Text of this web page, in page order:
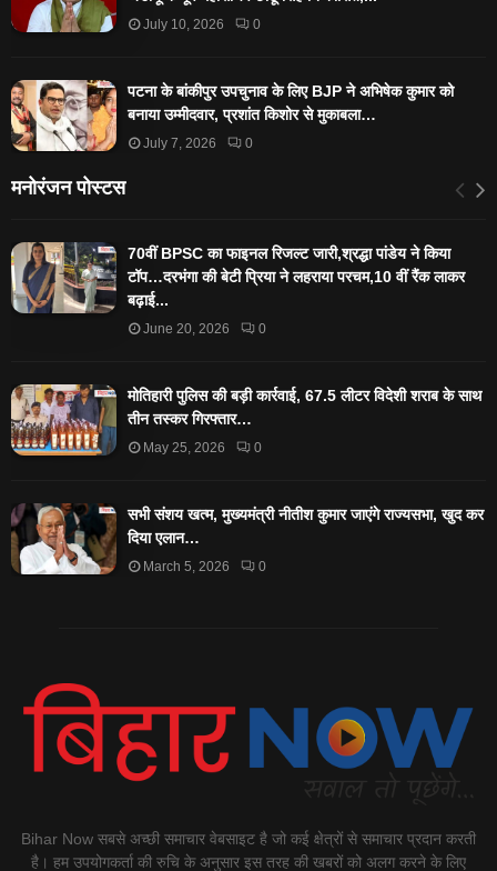
July 10, 2026 0
पटना के बांकीपुर उपचुनाव के लिए BJP ने अभिषेक कुमार को
बनाया उम्मीदवार, प्रशांत किशोर से मुकाबला…
July 7, 2026 0
मनोरंजन पोस्टस
70वीं BPSC का फाइनल रिजल्ट जारी,श्रद्धा पांडेय ने किया
टॉप…दरभंगा की बेटी प्रिया ने लहराया परचम,10 वीं रैंक लाकर
बढ़ाई...
June 20, 2026 0
मोतिहारी पुलिस की बड़ी कार्रवाई, 67.5 लीटर विदेशी शराब के साथ
तीन तस्कर गिरफ्तार…
May 25, 2026 0
सभी संशय खत्म, मुख्यमंत्री नीतीश कुमार जाएंगे राज्यसभा, खुद कर
दिया एलान…
March 5, 2026 0
Bihar Now सबसे अच्छी समाचार वेबसाइट है जो कई क्षेत्रों से समाचार प्रदान करती
है। हम उपयोगकर्ता की रुचि के अनुसार इस तरह की खबरों को अलग करने के लिए